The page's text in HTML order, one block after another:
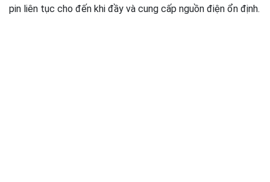
pin liên tục cho đến khi đầy và cung cấp nguồn điện ổn định.